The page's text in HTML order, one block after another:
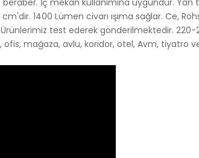
İç mekan kullanımına uygundur. Yan
cm'dir. 1400 Lümen civarı ışıma sağlar. Ce,
Ürünlerimiz test ederek gönderilmektedir.
ofis, mağaza, avlu, koridor, otel, Avm, tiyatro